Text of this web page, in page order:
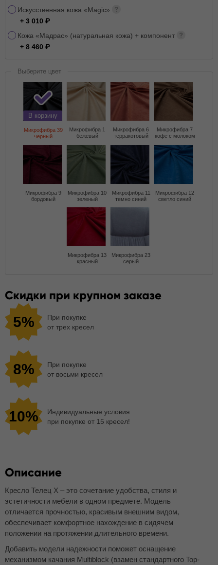
Искусственная кожа «Magic»
+ 3 010
Кожа «Мадрас» (натуральная кожа) + компонент
+ 8 460
Выберите цвет
В корзину
Микрофибра 39
черный
Микрофибра 1
бежевый
Микрофибра 6
терракотовый
Микрофибра 7
кофе с молоком
Микрофибра 9
бордовый
Микрофибра 10
зеленый
Микрофибра 11
темно синий
Микрофибра 12
светло синий
Микрофибра 13
красный
Микрофибра 23
серый
Скидки при крупном заказе
5%
При покупке
от трех кресел
8%
При покупке
от восьми кресел
10%
Индивидуальные условия
при покупке от 15 кресел!
Описание
Кресло Телец Х – это сочетание удобства, стиля и
эстетичности мебели в одном предмете. Модель
отличается прочностью, красивым внешним видом,
обеспечивает комфортное нахождение в сидячем
положении на протяжении длительного времени.
Добавить модели надежности поможет оснащение
механизмом качания Multiblock (взамен стандартного Top-